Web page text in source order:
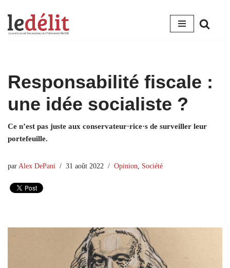
Aller
Responsabilité fiscale :
une idée socialiste ?
Ce n’est pas juste aux conservateur·rice·s de surveiller leur
portefeuille.
par Alex DePani 31 août 2022 Opinion Société